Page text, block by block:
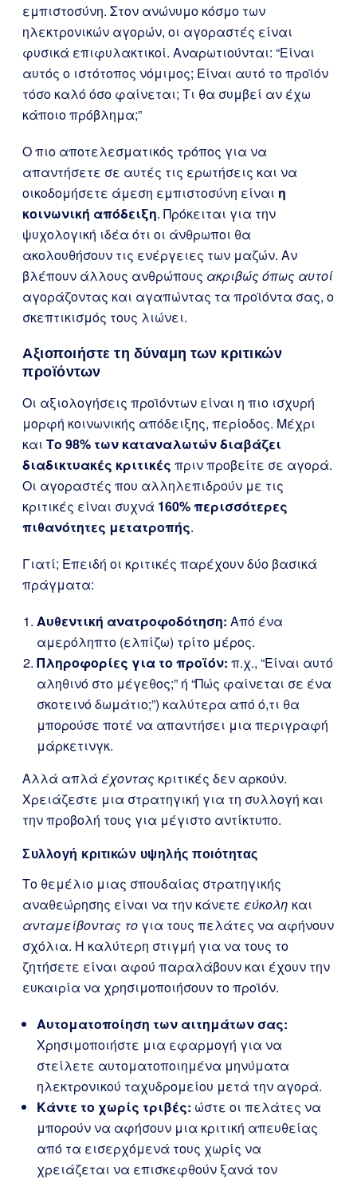
εμπιστοσύνη. Στον ανώνυμο κόσμο των
ηλεκτρονικών αγορών, οι αγοραστές είναι
φυσικά επιφυλακτικοί. Αναρωτιούνται: “Είναι
αυτός ο ιστότοπος νόμιμος; Είναι αυτό το προϊόν
τόσο καλό όσο φαίνεται; Τι θα συμβεί αν έχω
κάποιο πρόβλημα;”
Ο πιο αποτελεσματικός τρόπος για να
απαντήσετε σε αυτές τις ερωτήσεις και να
οικοδομήσετε άμεση εμπιστοσύνη είναι η
κοινωνική απόδειξη. Πρόκειται για την
ψυχολογική ιδέα ότι οι άνθρωποι θα
ακολουθήσουν τις ενέργειες των μαζών. Αν
βλέπουν άλλους ανθρώπους ακριβώς όπως αυτοί
αγοράζοντας και αγαπώντας τα προϊόντα σας, ο
σκεπτικισμός τους λιώνει.
Αξιοποιήστε τη δύναμη των κριτικών
προϊόντων
Οι αξιολογήσεις προϊόντων είναι η πιο ισχυρή
μορφή κοινωνικής απόδειξης, περίοδος. Μέχρι
και Το 98% των καταναλωτών διαβάζει
διαδικτυακές κριτικές πριν προβείτε σε αγορά.
Οι αγοραστές που αλληλεπιδρούν με τις
κριτικές είναι συχνά 160% περισσότερες
πιθανότητες μετατροπής.
Γιατί; Επειδή οι κριτικές παρέχουν δύο βασικά
πράγματα:
Αυθεντική ανατροφοδότηση: Από ένα
αμερόληπτο (ελπίζω) τρίτο μέρος.
Πληροφορίες για το προϊόν: π.χ., “Είναι αυτό
αληθινό στο μέγεθος;” ή “Πώς φαίνεται σε ένα
σκοτεινό δωμάτιο;”) καλύτερα από ό,τι θα
μπορούσε ποτέ να απαντήσει μια περιγραφή
μάρκετινγκ.
Αλλά απλά έχοντας κριτικές δεν αρκούν.
Χρειάζεστε μια στρατηγική για τη συλλογή και
την προβολή τους για μέγιστο αντίκτυπο.
Συλλογή κριτικών υψηλής ποιότητας
Το θεμέλιο μιας σπουδαίας στρατηγικής
αναθεώρησης είναι να την κάνετε εύκολη και
ανταμείβοντας το για τους πελάτες να αφήνουν
σχόλια. Η καλύτερη στιγμή για να τους το
ζητήσετε είναι αφού παραλάβουν και έχουν την
ευκαιρία να χρησιμοποιήσουν το προϊόν.
Αυτοματοποίηση των αιτημάτων σας:
Χρησιμοποιήστε μια εφαρμογή για να
στείλετε αυτοματοποιημένα μηνύματα
ηλεκτρονικού ταχυδρομείου μετά την αγορά.
Κάντε το χωρίς τριβές: ώστε οι πελάτες να
μπορούν να αφήσουν μια κριτική απευθείας
από τα εισερχόμενά τους χωρίς να
χρειάζεται να επισκεφθούν ξανά τον